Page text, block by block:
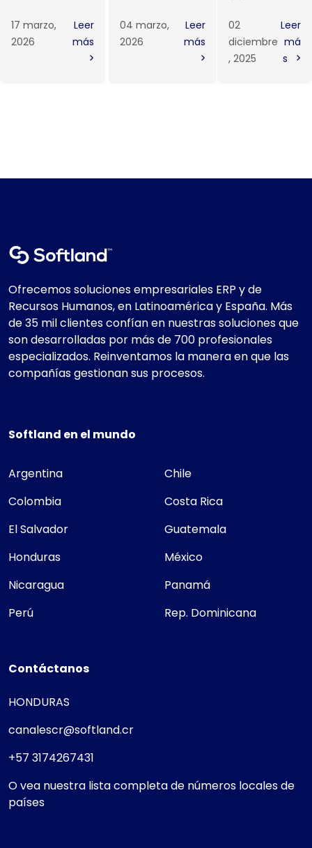
17 marzo,
2026
Leer
más
04 marzo,
2026
Leer
más
02
diciembre
, 2025
Leer
má
s
Ofrecemos soluciones empresariales ERP y de
Recursos Humanos, en Latinoamérica y España. Más
de 35 mil clientes confían en nuestras soluciones que
son desarrolladas por más de 700 profesionales
especializados. Reinventamos la manera en que las
compañías gestionan sus procesos.
Softland en el mundo
Argentina
Chile
Colombia
Costa Rica
El Salvador
Guatemala
Honduras
México
Nicaragua
Panamá
Perú
Rep. Dominicana
Contáctanos
HONDURAS
canalescr@softland.cr
+57 3174267431
O vea nuestra lista completa de números locales de
países